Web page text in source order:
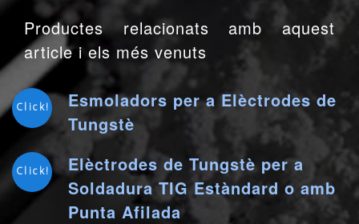
Productes relacionats amb aquest
article i els més venuts
Click!
Esmoladors per a Elèctrodes de
Tungstè
Click!
Elèctrodes de Tungstè per a
Soldadura TIG Estàndard o amb
Punta Afilada